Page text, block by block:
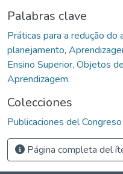
Palabras clave
Práticas para a redução do
planejamento,
Ensino Superior, Objetos
Aprendizagem.
Colecciones
Publicaciones del
Página completa del